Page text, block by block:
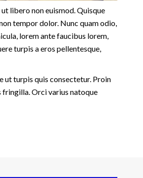
libero non euismod. Quisque
tempor dolor. Nunc quam odio,
lorem ante faucibus lorem,
turpis a eros pellentesque,
ut turpis quis consectetur. Proin
fringilla. Orci varius natoque